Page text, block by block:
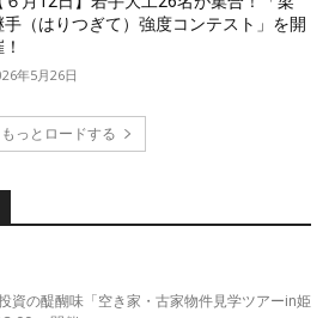
手（はりつぎて）強度コンテスト」を開
年5月26日
もっとロードする